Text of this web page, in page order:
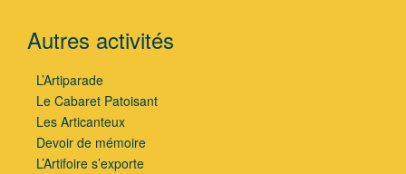
Autres activités
L’Artiparade
Le Cabaret Patoisant
Les Articanteux
Devoir de mémoire
L’Artifoire s’exporte